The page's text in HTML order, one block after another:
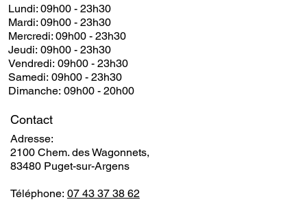
Lundi: 09h00 - 23h30
​​Mardi: 09h00 - 23h30
​Mercredi: 09h00 - 23h30
Jeudi: 09h00 - 23h30
Vendredi: 09h00 - 23h30
Samedi: 09h00 - 23h30
Dimanche: 09h00 - 20h00
Contact
Adresse:
2100 Chem. des Wagonnets,
83480 Puget-sur-Argens
Téléphone: 07 43 37 38 62